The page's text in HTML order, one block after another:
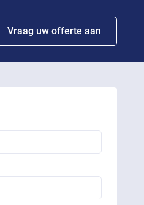
Vraag uw offerte aan